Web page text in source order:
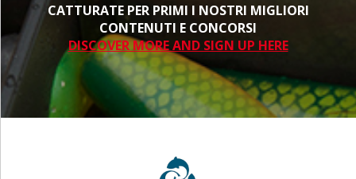
CATTURATE PER PRIMI I NOSTRI MIGLIORI
CONTENUTI E CONCORSI
DISCOVER MORE AND SIGN UP HERE